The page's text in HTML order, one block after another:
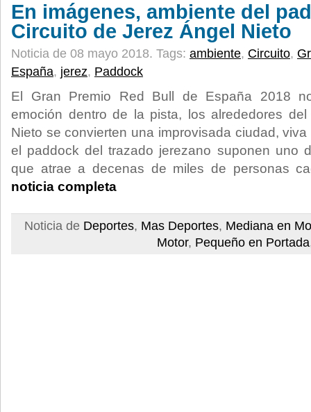
En imágenes, ambiente del
Circuito de Jerez Ángel Nieto
Noticia de 08 mayo 2018. Tags: ambiente, Circuito,
España, jerez, Paddock
El Gran Premio Red Bull de España 2018
emoción dentro de la pista, los alrededores
Nieto se convierten una improvisada ciudad,
el paddock del trazado jerezano suponen uno
que atrae a decenas de miles de personas
noticia completa
Noticia de Deportes, Mas Deportes, Mediana en
Motor, Pequeño en Portada